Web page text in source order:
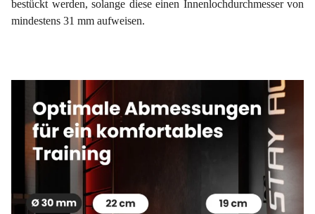
bestückt werden, solange diese einen Innenlochdurchmesser von
mindestens 31 mm aufweisen.